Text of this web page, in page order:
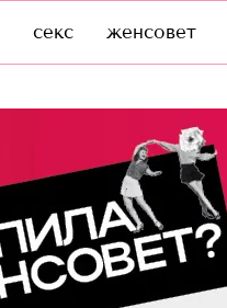
секс женсовет